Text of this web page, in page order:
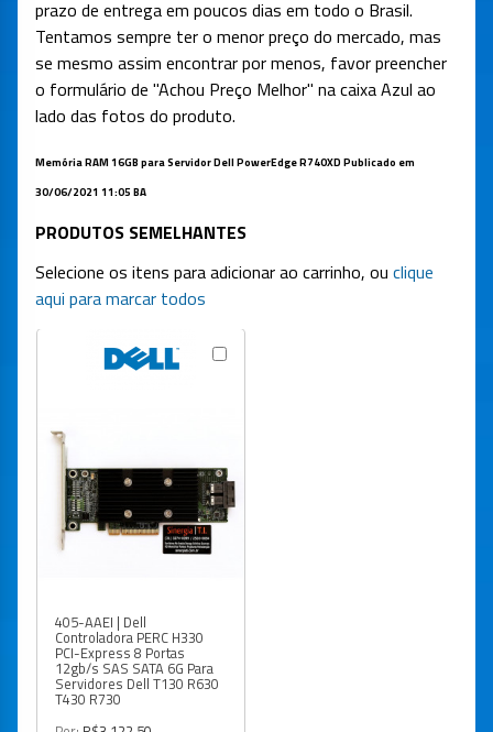
prazo de entrega em poucos dias em todo o Brasil.
Tentamos sempre ter o menor preço do mercado, mas
se mesmo assim encontrar por menos, favor preencher
o formulário de "Achou Preço Melhor" na caixa Azul ao
lado das fotos do produto.
Memória RAM 16GB para Servidor Dell PowerEdge R740XD Publicado em
30/06/2021 11:05 BA
PRODUTOS SEMELHANTES
Selecione os itens para adicionar ao carrinho, ou clique
aqui para marcar todos
405-AAEI | Dell
Controladora PERC H330
PCI-Express 8 Portas
12gb/s SAS SATA 6G Para
Servidores Dell T130 R630
T430 R730